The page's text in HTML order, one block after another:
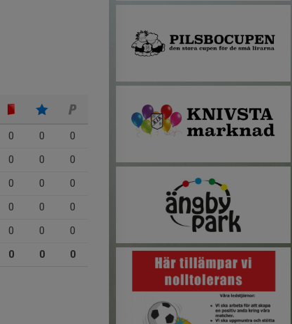
0 0
0
0 0
0
0 0
0
0 0
0
0 0
0
0 0 0